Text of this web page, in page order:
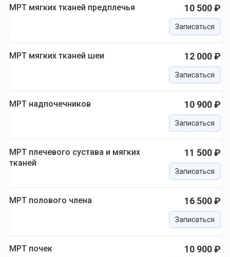
МРТ мягких тканей предплечья 10 500 ₽
Записаться
МРТ мягких тканей шеи 12 000 ₽
Записаться
МРТ надпочечников 10 900 ₽
Записаться
МРТ плечевого сустава и мягких
тканей
11 500 ₽
Записаться
МРТ полового члена 16 500 ₽
Записаться
МРТ почек 10 900 ₽